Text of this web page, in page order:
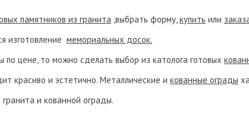
памятников из гранита ,выбрать форму,купить или
изготовление мемориальных досок.
по цене, то можно сделать выбор из католога готовых
красиво и эстетично. Металлические и кованные ограды
и кованной ограды.